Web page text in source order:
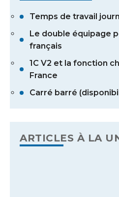
Temps de travail
Le double équipage
français
1C V2 et la fonction
France
Carré barré
ARTICLES À LA